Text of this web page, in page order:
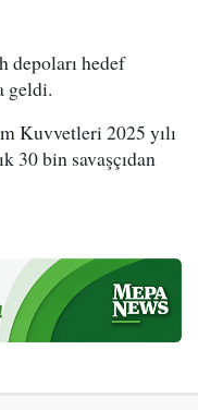
depoları hedef
geldi.
Kuvvetleri 2025 yılı
30 bin savaşçıdan